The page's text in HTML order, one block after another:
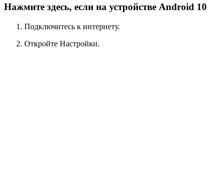
Нажмите здесь, если на устройстве Android 10
Подключитесь к интернету.
Откройте Настройки.